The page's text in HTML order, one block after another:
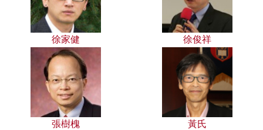
徐家健 徐俊祥
張樹槐 黃氏